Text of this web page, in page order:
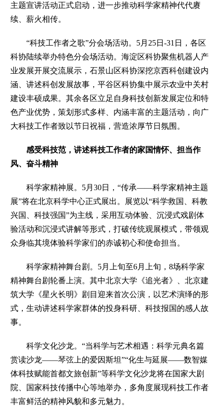
主题宣讲活动正式启动，进一步推动科学家精神代代赓
续、薪火相传。
“科技工作者之歌”分会场活动。 5月25日-31日，各区
科协陆续举办特色分会场活动。海淀区科协聚焦机器人产
业发展开展交流展示，石景山区科协深挖京西科创建设内
涵、讲述科创发展故事，平谷区科协集中展示农业中关村
建设丰硕成果。其余各区立足自身科技创新发展定位和特
色产业优势，策划形式多样、内涵丰富的主题活动，向广
大科技工作者致以节日祝福，营造浓厚节日氛围。
感受科技范，讲述科技工作者的家国情怀、担当作
风、奋斗精神
科学家精神展。 5月30日，“传承——科学家精神主题
展”将在北京科学中心正式展出。展览以“科学救国、科教
兴国、科技强国”为主线，采用互动体验、沉浸式戏剧体
验活动和沉浸式讲解等形式，打破传统观展模式，带领观
众身临其境体验科学家们的赤诚初心和使命担当。
科学家精神舞台剧。 5月上旬至6月上旬，8场科学家
精神舞台剧轮番上演。其中北京大学《追光者》、北京建
筑大学《星火长明》剧目迎来首次公演，以艺术演绎的形
式，生动讲述科学家群体的投身科研、科技报国的感人故
事。
科学文化沙龙。“当科学与艺术相遇：科学元典名篇
赏读沙龙——琴弦上的爱因斯坦”“化生与延展——数智媒
体科技赋能首都文旅创新”等科学文化沙龙将在国家大剧
院、国家科技传播中心等地举办，多角度展现科技工作者
丰富鲜活的精神风貌和多元魅力。